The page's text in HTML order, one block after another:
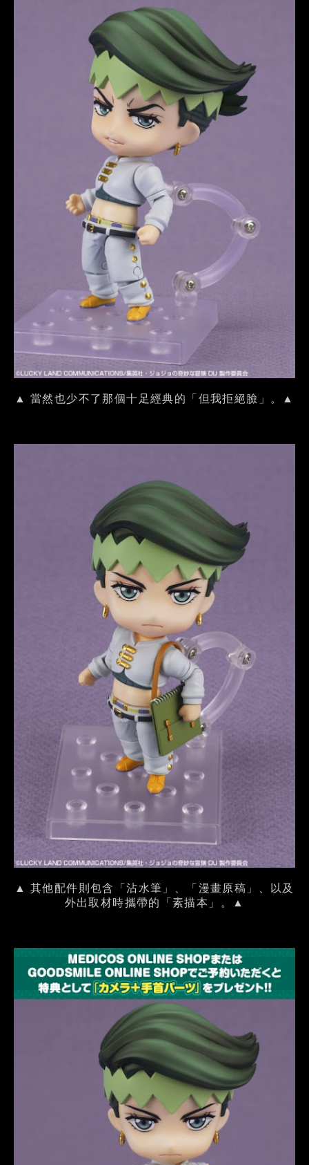
▲ 當然也少不了那個十足經典的「但我拒絕臉」。▲
▲ 其他配件則包含「沾水筆」、「漫畫原稿」、以及
外出取材時攜帶的「素描本」。▲